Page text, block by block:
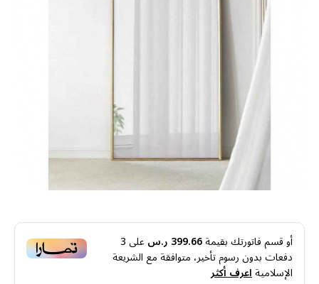
أو قسم فاتورتك بقيمة399.66 ر.س على3
دفعات بدون رسوم تأخير، متوافقة مع الشريعة
الإسلاميةاعرف أكثر